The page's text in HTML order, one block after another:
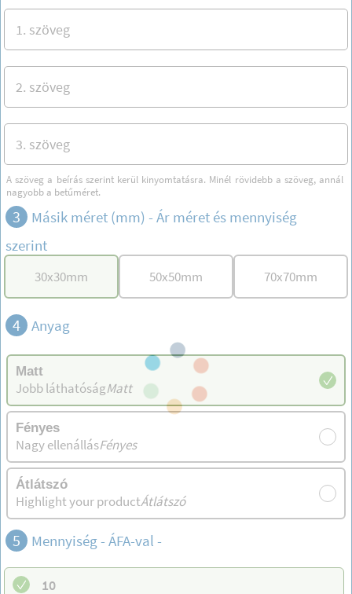
A szöveg a beírás szerint kerül kinyomtatásra. Minél rövidebb a szöveg, annál
nagyobb a betűméret.
3 Másik méret (mm) - Ár méret és mennyiség
szerint
30x30mm 50x50mm 70x70mm
4 Anyag
Matt
Jobb láthatóságMatt
Fényes
Nagy ellenállásFényes
Átlátszó
Highlight your productÁtlátszó
5 Mennyiség - ÁFA-val -
10